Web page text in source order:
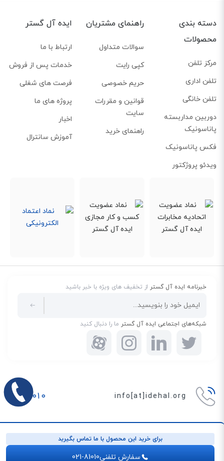
برای خرید این محصول با ما تماس بگیرید
سفارش تلفنی021-81010
دسته بندی
محصولات
مرکز تلفن
تلفن اداری
تلفن خانگی
دوربین مداربسته
پاناسونیک
فکس پاناسونیک
ویدئو پروژکتور
راهنمای مشتریان
سوالات متداول
کپی رایت
حریم خصوصی
قوانین و مقررات
سایت
راهنمای خرید
ایده آل گستر
ارتباط با ما
خدمات پس از فروش
فرصت های شغلی
پروژه های ما
اخبار
آموزش سانترال
خبرنامه ایده آل گستراز تخفیف های ویژه با خبر باشید
شبکه‌های اجتماعی ایده آل گسترما را دنبال کنید
info[at]idehal.org ۰۲۱۸۱۰۱۰
شعبه میرداماد :بلوار میرداماد - جنب مترو میرداماد - پاساژ رز - طبقه